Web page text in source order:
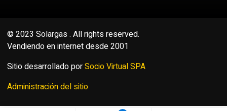
© 2023 Solargas . All rights reserved.
Vendiendo en internet desde 2001
Sitio desarrollado porSocio Virtual SPA
Administración del sitio